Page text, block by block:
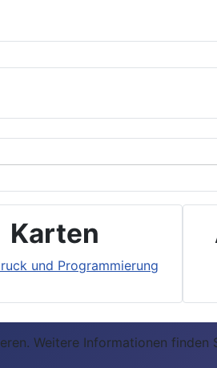
Karten
Weitere Informationen finden